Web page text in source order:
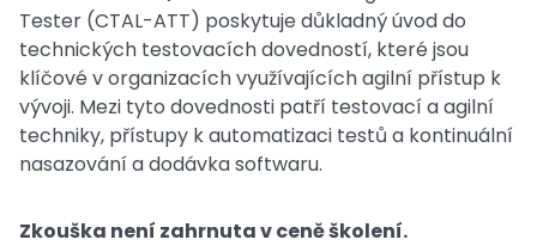
Tester (CTAL-ATT) poskytuje důkladný úvod do
technických testovacích dovedností, které jsou
klíčové v organizacích využívajících agilní přístup k
vývoji. Mezi tyto dovednosti patří testovací a agilní
techniky, přístupy k automatizaci testů a kontinuální
nasazování a dodávka softwaru.
Zkouška není zahrnuta v ceně školení.